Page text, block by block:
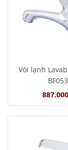
Vòi lạnh
BF053